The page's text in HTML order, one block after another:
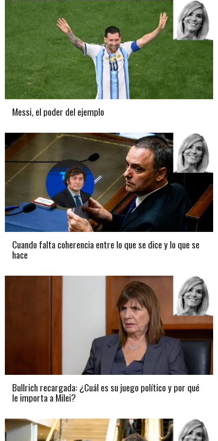
Messi, el poder del ejemplo
Cuando falta coherencia entre lo que se dice y lo que se
hace
Bullrich recargada: ¿Cuál es su juego político y por qué
le importa a Milei?